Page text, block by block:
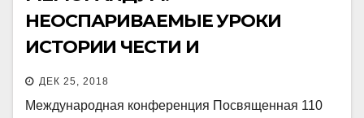
НЕОСПАРИВАЕМЫЕ УРОКИ
ИСТОРИИ ЧЕСТИ И
ДОСТОИНСТВА
ДЕК 25, 2018
Международная конференция Посвященная 110